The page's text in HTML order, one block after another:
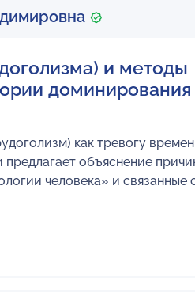
и методы
доминирования
как тревогу
объяснение
человека» и связанные